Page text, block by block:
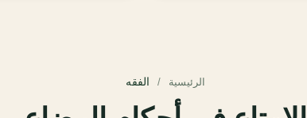
الرئيسية الفقه